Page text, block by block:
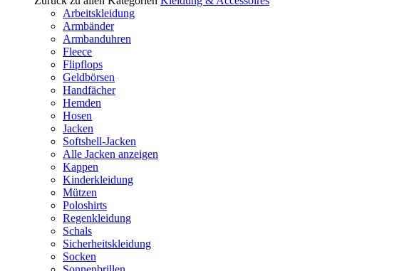
Arbeitskleidung
Armbänder
Armbanduhren
Fleece
Flipflops
Geldbörsen
Handfächer
Hemden
Hosen
Jacken
Softshell-Jacken
Alle Jacken anzeigen
Kappen
Kinderkleidung
Mützen
Poloshirts
Regenkleidung
Schals
Sicherheitskleidung
Socken